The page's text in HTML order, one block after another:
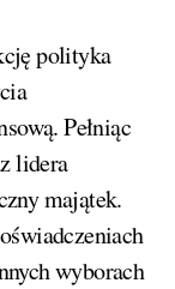
polityka
Pełniąc
lidera
majątek.
wyborach